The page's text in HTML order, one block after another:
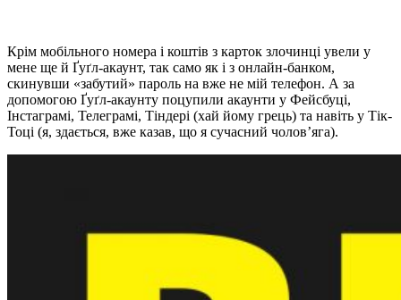
Крім мобільного номера і коштів з карток злочинці увели у
мене ще й Ґуґл-акаунт, так само як і з онлайн-банком,
скинувши «забутий» пароль на вже не мій телефон. А за
допомогою Ґуґл-акаунту поцупили акаунти у Фейсбуці,
Інстаграмі, Телеграмі, Тіндері (хай йому грець) та навіть у Тік-
Тоці (я, здається, вже казав, що я сучасний чолов’яга).